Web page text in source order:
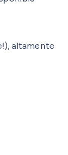
altamente